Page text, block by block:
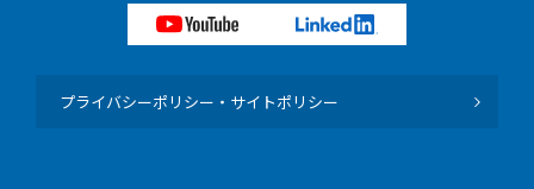
プライバシーポリシー・サイトポリシー